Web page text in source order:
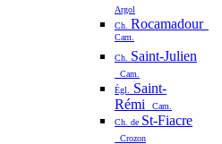
Argol
Ch. Rocamadour
Cam.
Ch. Saint-Julien
Cam.
Égl.
Saint-
Rémi
Cam.
Ch. de St-Fiacre
Crozon